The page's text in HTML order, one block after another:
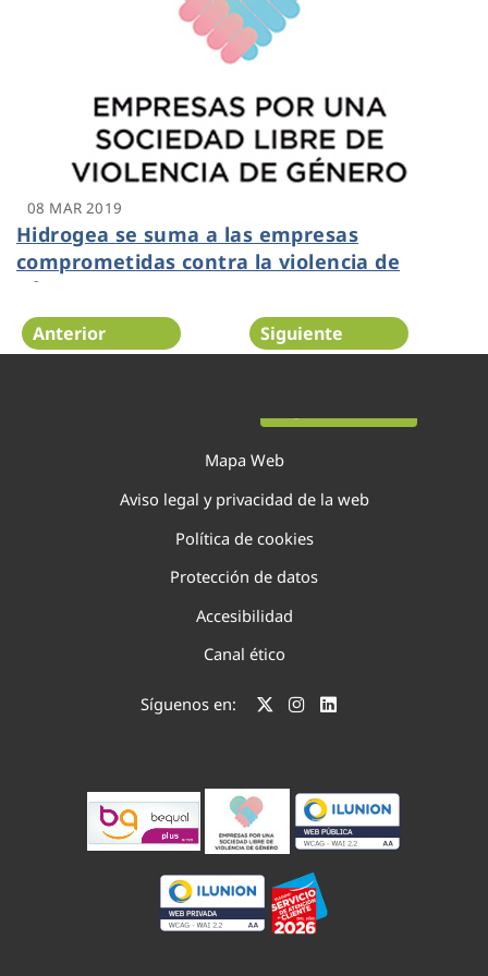
08 MAR 2019
Hidrogea se suma a las empresas
comprometidas contra la violencia de
género
Anterior Siguiente
Mapa Web
Aviso legal y privacidad de la web
Política de cookies
Protección de datos
Accesibilidad
Canal ético
Síguenos en: